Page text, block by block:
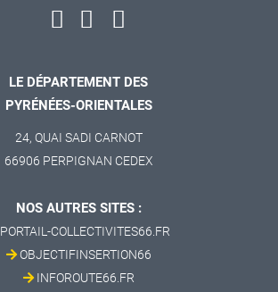
LE DÉPARTEMENT DES
PYRÉNÉES-ORIENTALES
24, QUAI SADI CARNOT
66906 PERPIGNAN CEDEX
NOS AUTRES SITES :
PORTAIL-COLLECTIVITES66.FR
OBJECTIFINSERTION66
INFOROUTE66.FR